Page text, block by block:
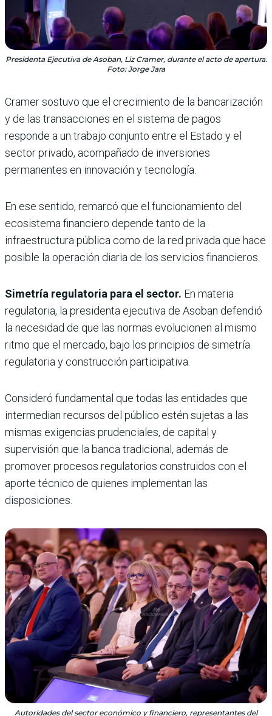
Presidenta Ejecutiva de Asoban, Liz Cramer, durante el acto de apertura.
Foto: Jorge Jara
Cramer sostuvo que el crecimiento de la bancarización
y de las transacciones en el sistema de pagos
responde a un trabajo conjunto entre el Estado y el
sector privado, acompañado de inversiones
permanentes en innovación y tecnología.
En ese sentido, remarcó que el funcionamiento del
ecosistema financiero depende tanto de la
infraestructura pública como de la red privada que hace
posible la operación diaria de los servicios financieros.
Simetría regulatoria para el sector. En materia
regulatoria, la presidenta ejecutiva de Asoban defendió
la necesidad de que las normas evolucionen al mismo
ritmo que el mercado, bajo los principios de simetría
regulatoria y construcción participativa.
Consideró fundamental que todas las entidades que
intermedian recursos del público estén sujetas a las
mismas exigencias prudenciales, de capital y
supervisión que la banca tradicional, además de
promover procesos regulatorios construidos con el
aporte técnico de quienes implementan las
disposiciones.
Autoridades del sector económico y financiero, representantes del